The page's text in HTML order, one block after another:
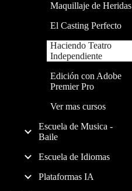
Maquillaje de Heridas
El Casting Perfecto
Haciendo Teatro
Independiente
Edición con Adobe
Premier Pro
Ver mas cursos
Escuela de Musica -
Baile
Escuela de Idiomas
Plataformas IA